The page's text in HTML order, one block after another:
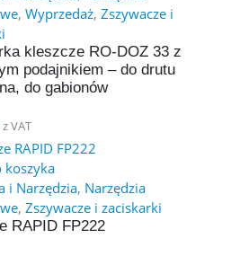
, Wyprzedaż, Zszywacze i
kleszcze RO-DOZ 33 z
podajnikiem – do drutu
do gabionów
z VAT
koszyka
i Narzędzia, Narzędzia
, Zszywacze i zaciskarki
RAPID FP222